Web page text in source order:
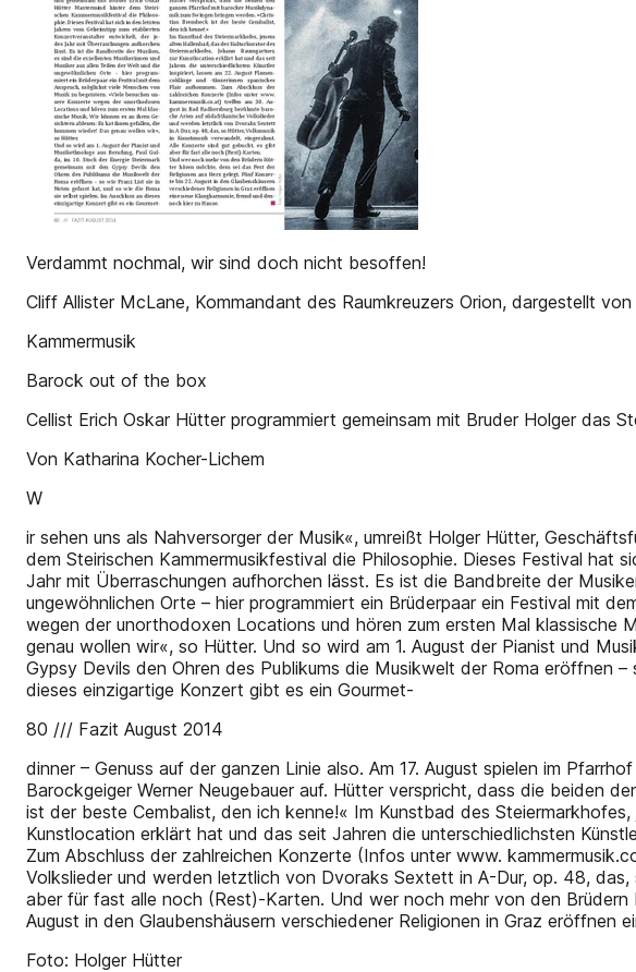
Verdammt nochmal, wir sind doch nicht besoffen!
Cliff Allister McLane, Kommandant des Raumkreuzers Orion, dargestellt
Kammermusik
Barock out of the box
Cellist Erich Oskar Hütter programmiert gemeinsam mit Bruder Holger das
Von Katharina Kocher-Lichem
W
ir sehen uns als Nahversorger der Musik«, umreißt Holger Hütter,
dem Steirischen Kammermusikfestival die Philosophie. Dieses Festival
Jahr mit Überraschungen aufhorchen lässt. Es ist die Bandbreite der
ungewöhnlichen Orte – hier programmiert ein Brüderpaar ein Festival mit
wegen der unorthodoxen Locations und hören zum ersten Mal klassische
genau wollen wir«, so Hütter. Und so wird am 1. August der Pianist und
Gypsy Devils den Ohren des Publikums die Musikwelt der Roma eröffnen
dieses einzigartige Konzert gibt es ein Gourmet-
80 /// Fazit August 2014
dinner – Genuss auf der ganzen Linie also. Am 17. August spielen im
Barockgeiger Werner Neugebauer auf. Hütter verspricht, dass die beiden
ist der beste Cembalist, den ich kenne!« Im Kunstbad des
Kunstlocation erklärt hat und das seit Jahren die unterschiedlichsten
Zum Abschluss der zahlreichen Konzerte (Infos unter www.
Volkslieder und werden letztlich von Dvoraks Sextett in A-Dur, op. 48,
aber für fast alle noch (Rest)-Karten. Und wer noch mehr von den
August in den Glaubenshäusern verschiedener Religionen in Graz eröffnen
Foto: Holger Hütter